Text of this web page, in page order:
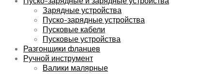
Зарядные устройства
Пуско-зарядные устройства
Пусковые кабели
Пусковые устройства
Разгонщики фланцев
Ручной инструмент
Валики малярные